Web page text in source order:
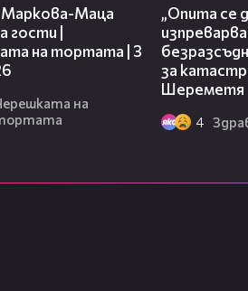
Маца
гости |
на тортата | 3
на
„Опита се
за
Шереметя
4